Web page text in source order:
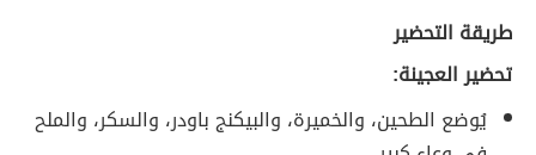
طريقة التحضير
تحضير العجينة:
يُوضع الطحين، والخميرة، والبيكنج باودر، والسكر، والملح